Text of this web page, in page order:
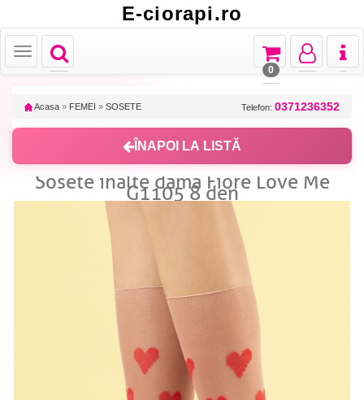
E-ciorapi.ro
Toggle
navigation
Toggle
Toggle
navigation
Toggle
navigation
Toggle
navigation
0
Acasa » FEMEI » SOSETE Telefon: 0371236352
ÎNAPOI LA LISTĂ
Sosete inalte dama Fiore Love Me
G1105 8 den